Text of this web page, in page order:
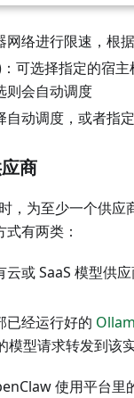
网络进行限速，根
可选择指定的宿
则会自动调度
自动调度，或者指
商
，为至少一个供应
有两类：
云或 SaaS 模型供
已经运行好的
型请求转发到该实
使用平台里